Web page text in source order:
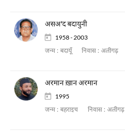
असअ'द बदायुनी
1958 - 2003
जन्म : बदायूँ निवास : अलीगढ़
अरमान ख़ान अरमान
1995
जन्म : बहराइच निवास : अलीगढ़